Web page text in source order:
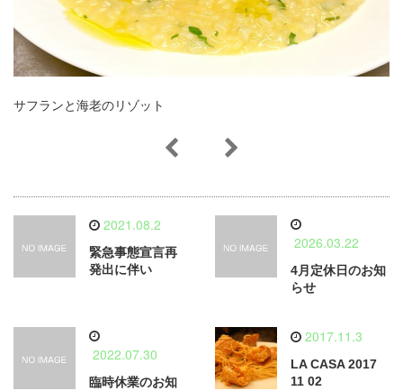
サフランと海老のリゾット
2021.08.2
緊急事態宣言再
発出に伴い
2026.03.22
4月定休日のお知
らせ
2022.07.30
臨時休業のお知
2017.11.3
LA CASA 2017
11 02